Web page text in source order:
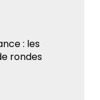
: les
rondes